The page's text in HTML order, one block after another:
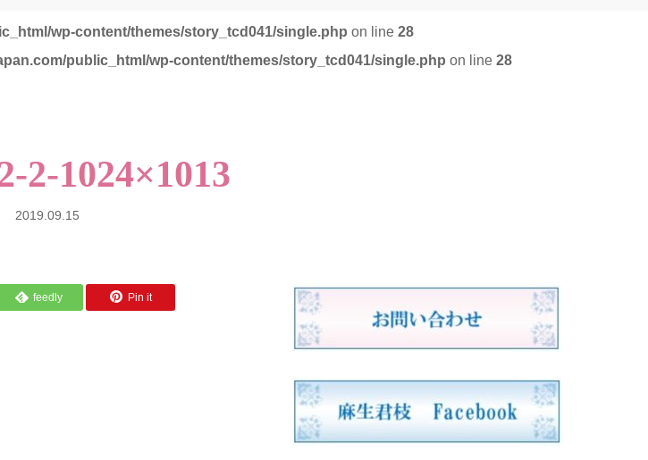
wp-content/themes/story_tcd041/single.php on line 28
public_html/wp-content/themes/story_tcd041/single.php on line 28
2-1024×1013
2019.09.15
feedly Pin it